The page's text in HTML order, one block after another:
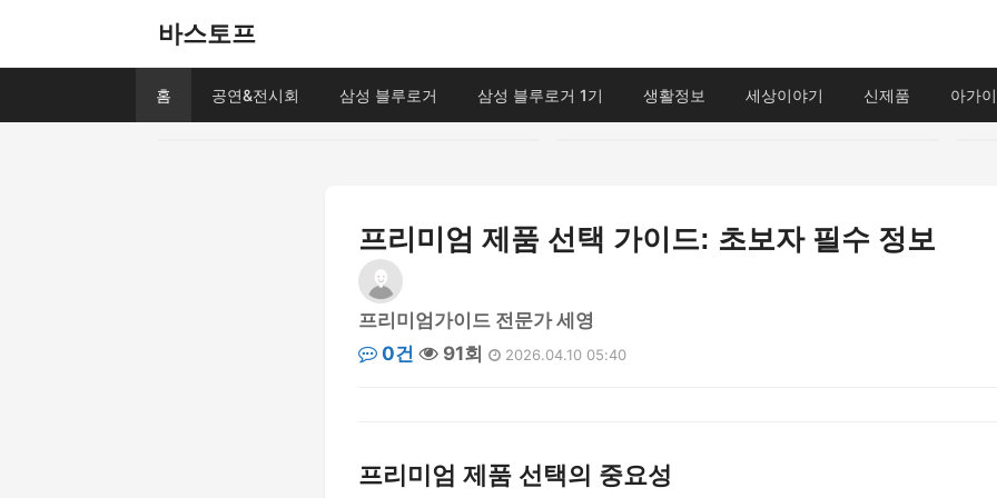
바스토프
홈 공연&전시회 삼성 블루로거 삼성 블루로거 1기 생활정보 세상이야기 신제품 아가
프리미엄 제품 선택 가이드: 초보자 필수 정보
프리미엄가이드 전문가 세영
0건
91회 2026.04.10 05:40
프리미엄 제품 선택의 중요성